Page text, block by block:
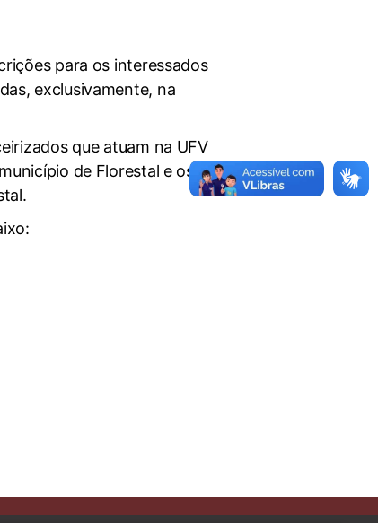
para os interessados
exclusivamente, na
que atuam na UFV
de Florestal e os